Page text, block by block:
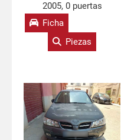
2005, 0 puertas
Ficha
Piezas